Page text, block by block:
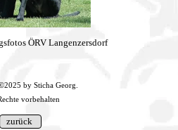
ÖRV Langenzersdorf
by Sticha Georg.
vorbehalten